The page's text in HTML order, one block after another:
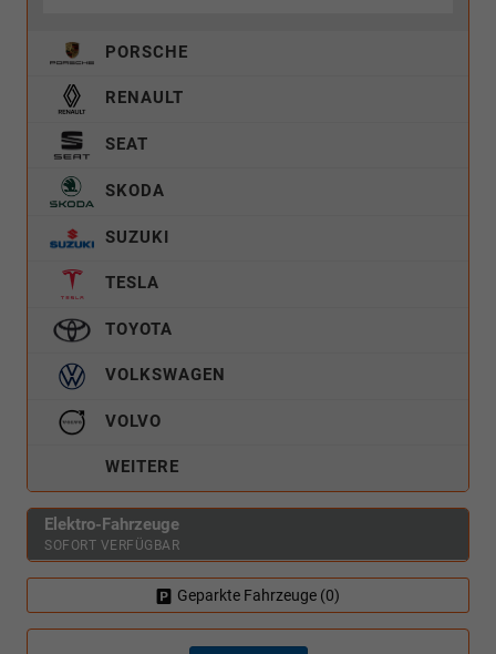
PORSCHE
RENAULT
SEAT
SKODA
SUZUKI
TESLA
TOYOTA
VOLKSWAGEN
VOLVO
WEITERE
Elektro-Fahrzeuge
SOFORT VERFÜGBAR
Geparkte Fahrzeuge (0)